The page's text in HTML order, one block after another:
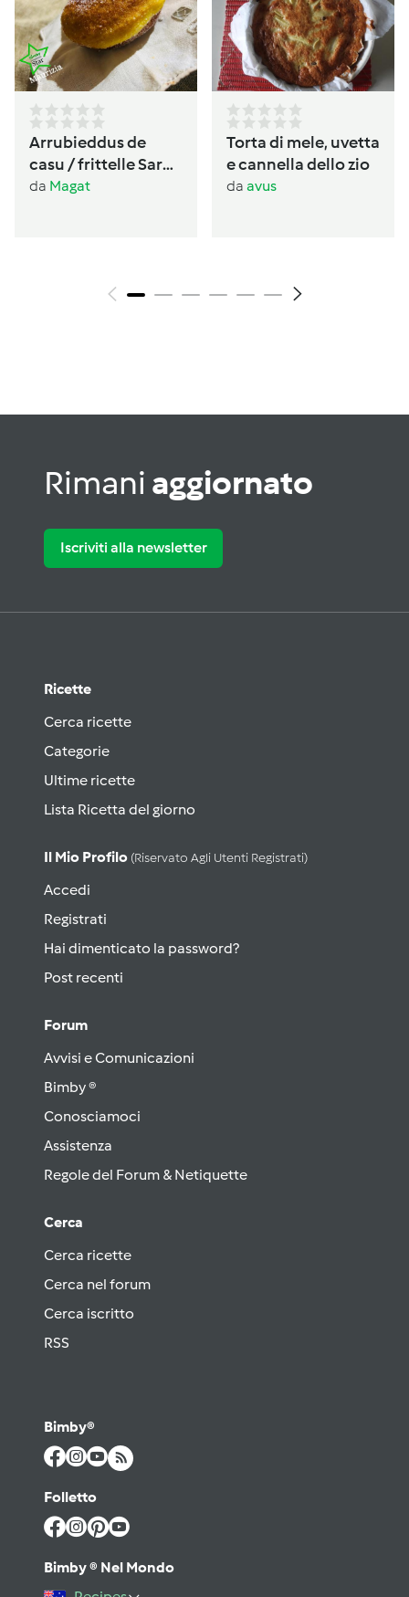
Arrubieddus de
casu / frittelle Sarde
al formaggio di
da Magat
Torta di mele, uvetta
e cannella dello zio
da avus
Rimani aggiornato
Iscriviti alla newsletter
Ricette
Cerca ricette
Categorie
Ultime ricette
Lista Ricetta del giorno
Il Mio Profilo (riservato Agli Utenti Registrati)
Accedi
Registrati
Hai dimenticato la password?
Post recenti
Forum
Avvisi e Comunicazioni
Bimby ®
Conosciamoci
Assistenza
Regole del Forum & Netiquette
Cerca
Cerca ricette
Cerca nel forum
Cerca iscritto
RSS
Bimby®
Folletto
Bimby ® Nel Mondo